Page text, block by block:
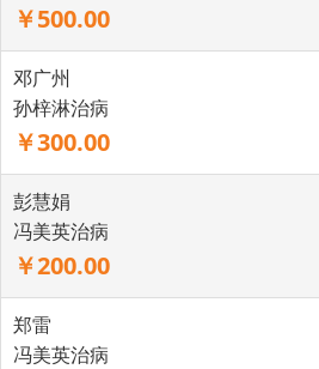
￥500.00
邓广州
孙梓淋治病
￥300.00
彭慧娟
冯美英治病
￥200.00
郑雷
冯美英治病